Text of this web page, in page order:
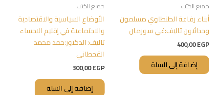
جميع الكتب
أبناء رفاعة الطنطاوي مسلمون
وحداثيون تاليف:غي سورمان
400,00EGP
إضافة إلى السلة
جميع الكتب
الأوضاع السياسية والاقتصادية
والاجتماعية في إقليم الاحساء
تاليف: الدكتور:حمد محمد
القحطاني
300,00EGP
إضافة إلى السلة